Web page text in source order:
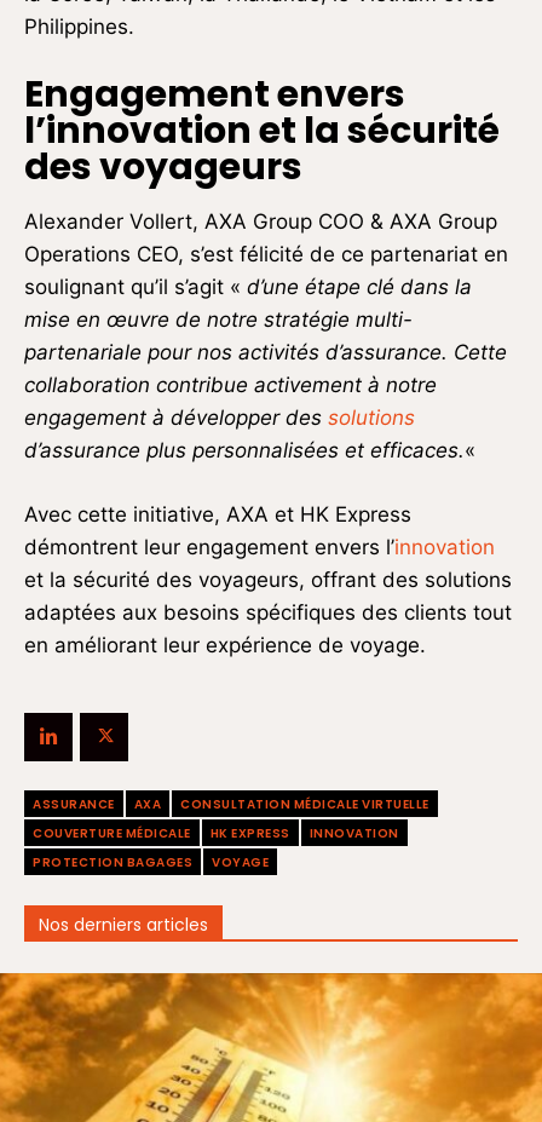
Philippines.
Engagement envers
l’innovation et la sécurité
des voyageurs
Alexander Vollert, AXA Group COO & AXA Group
Operations CEO, s’est félicité de ce partenariat en
soulignant qu’il s’agit « d’une étape clé dans la
mise en œuvre de notre stratégie multi-
partenariale pour nos activités d’assurance. Cette
collaboration contribue activement à notre
engagement à développer des solutions
d’assurance plus personnalisées et efficaces.«
Avec cette initiative, AXA et HK Express
démontrent leur engagement envers l’innovation
et la sécurité des voyageurs, offrant des solutions
adaptées aux besoins spécifiques des clients tout
en améliorant leur expérience de voyage.
ASSURANCE AXA
CONSULTATION MÉDICALE VIRTUELLE
COUVERTURE MÉDICALE
HK EXPRESS
INNOVATION
PROTECTION BAGAGES
VOYAGE
Nos derniers articles